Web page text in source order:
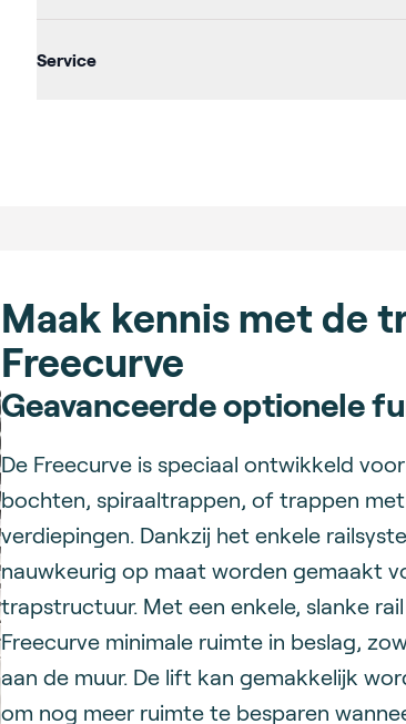
Service
Maak kennis met de
Freecurve
Geavanceerde optionele
De Freecurve is speciaal ontwikkeld
bochten, spiraaltrappen, of trappen
verdiepingen. Dankzij het enkele
nauwkeurig op maat worden gemaakt
trapstructuur. Met een enkele, slanke
Freecurve minimale ruimte in beslag,
aan de muur. De lift kan gemakkelijk
om nog meer ruimte te besparen